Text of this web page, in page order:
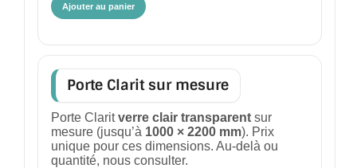
Ajouter au panier
Porte Clarit sur mesure
Porte Claritverre clair transparent sur
mesure (jusqu’à 1000 × 2200 mm). Prix
unique pour ces dimensions. Au-delà ou
quantité, nous consulter.